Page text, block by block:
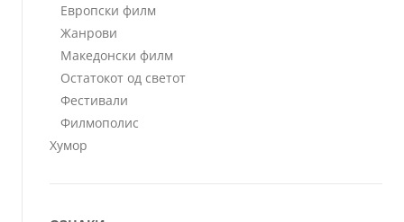
Европски филм
Жанрови
Македонски филм
Остатокот од светот
Фестивали
Филмополис
Хумор